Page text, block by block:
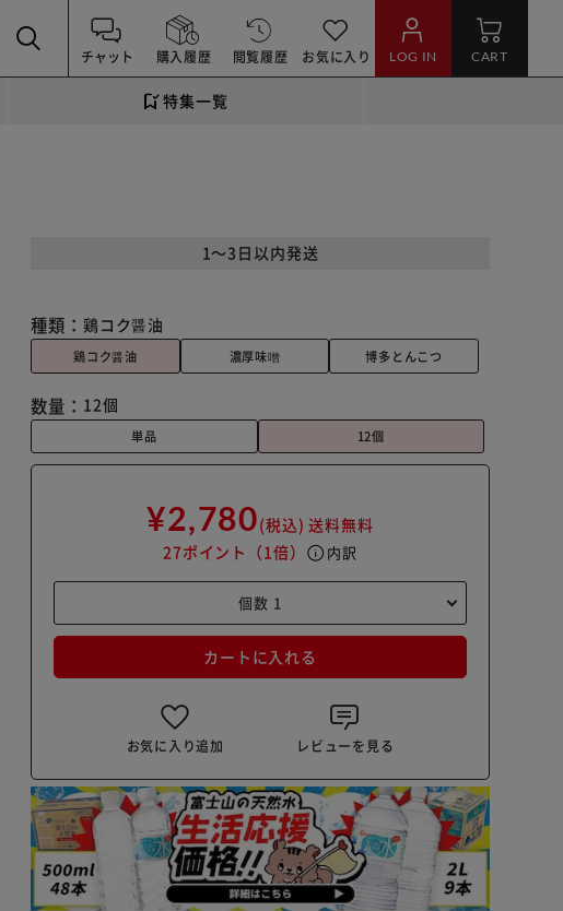
チャット 購入履歴 閲覧履歴 お気に入り LOG IN CART
特集一覧
1～3日以内発送
種類： 鶏コク醤油
鶏コク醤油 濃厚味噌 博多とんこつ
数量： 12個
単品 12個
¥2,780(税込) 送料無料
27ポイント （1倍） info 内訳
カートに入れる
お気に入り追加 レビューを見る